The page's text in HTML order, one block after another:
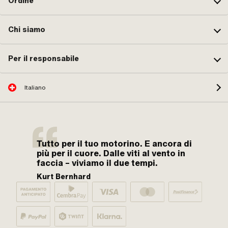
Chi siamo
Per il responsabile
Italiano
Tutto per il tuo motorino. E ancora di
più per il cuore. Dalle viti al vento in
faccia – viviamo il due tempi.
Kurt Bernhard